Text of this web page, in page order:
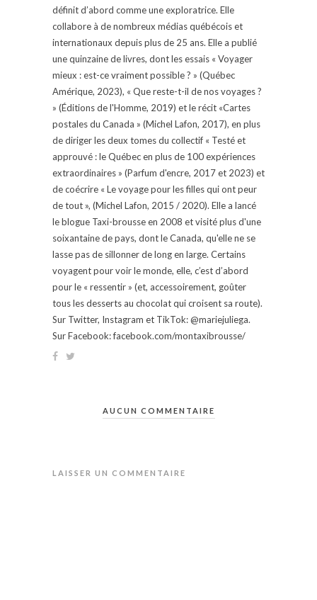
définit d’abord comme une exploratrice. Elle
collabore à de nombreux médias québécois et
internationaux depuis plus de 25 ans. Elle a publié
une quinzaine de livres, dont les essais « Voyager
mieux : est-ce vraiment possible ? » (Québec
Amérique, 2023), « Que reste-t-il de nos voyages ?
» (Éditions de l'Homme, 2019) et le récit «Cartes
postales du Canada » (Michel Lafon, 2017), en plus
de diriger les deux tomes du collectif « Testé et
approuvé : le Québec en plus de 100 expériences
extraordinaires » (Parfum d'encre, 2017 et 2023) et
de coécrire « Le voyage pour les filles qui ont peur
de tout », (Michel Lafon, 2015 / 2020). Elle a lancé
le blogue Taxi-brousse en 2008 et visité plus d'une
soixantaine de pays, dont le Canada, qu'elle ne se
lasse pas de sillonner de long en large. Certains
voyagent pour voir le monde, elle, c’est d’abord
pour le « ressentir » (et, accessoirement, goûter
tous les desserts au chocolat qui croisent sa route).
Sur Twitter, Instagram et TikTok: @mariejuliega.
Sur Facebook: facebook.com/montaxibrousse/
AUCUN COMMENTAIRE
LAISSER UN COMMENTAIRE